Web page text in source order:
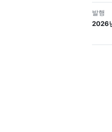
발행
2026